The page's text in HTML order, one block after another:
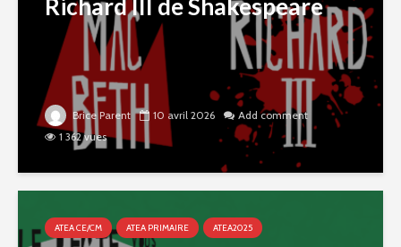
Richard III de Shakespeare
Brice Parent 10 avril 2026
Add comment
1 362 vues
ATEA CE/CM ATEA PRIMAIRE ATEA2025